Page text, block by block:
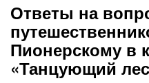
Ответы на
Пионерскому в
«Танцующий